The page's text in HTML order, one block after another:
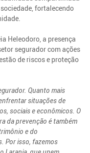
fortalecendo
Heleodoro, a presença
segurador com ações
de riscos e proteção
Quanto mais
situações de
sociais e econômicos. O
da prevenção é também
e do
Por isso, fazemos